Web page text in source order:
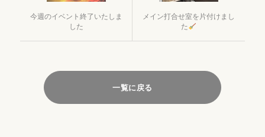
今週のイベント終了いたしま
した
メイン打合せ室を片付けまし
た
一覧に戻る